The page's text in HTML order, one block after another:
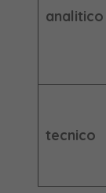
analitico
tecnico